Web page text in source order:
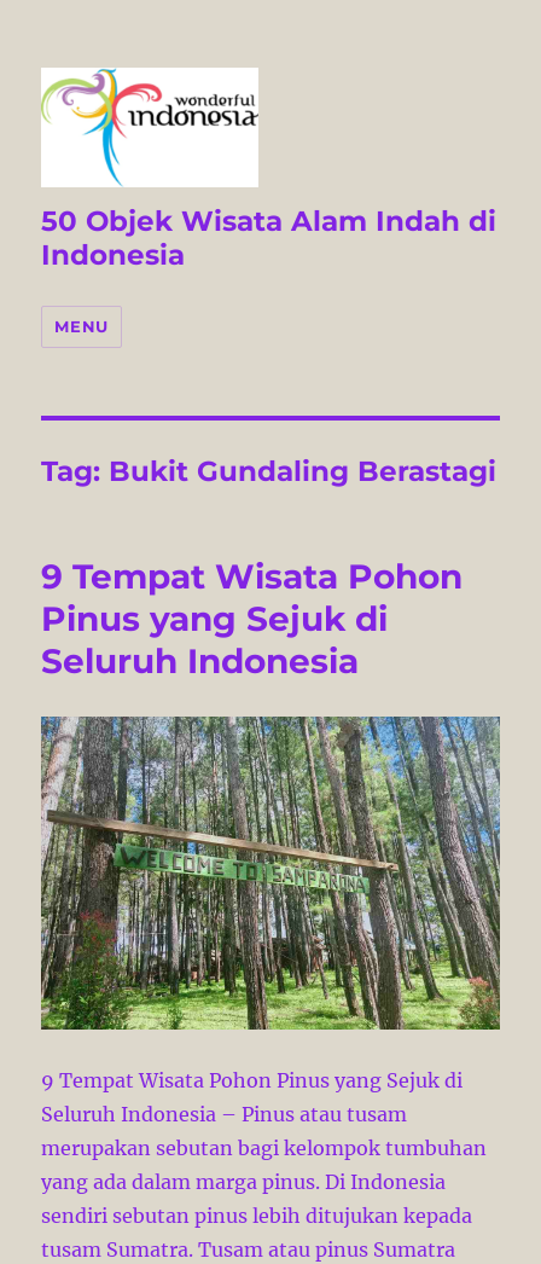
50 Objek Wisata Alam Indah di
Indonesia
MENU
Tag: Bukit Gundaling Berastagi
9 Tempat Wisata Pohon
Pinus yang Sejuk di
Seluruh Indonesia
9 Tempat Wisata Pohon Pinus yang Sejuk di
Seluruh Indonesia – Pinus atau tusam
merupakan sebutan bagi kelompok tumbuhan
yang ada dalam marga pinus. Di Indonesia
sendiri sebutan pinus lebih ditujukan kepada
tusam Sumatra. Tusam atau pinus Sumatra